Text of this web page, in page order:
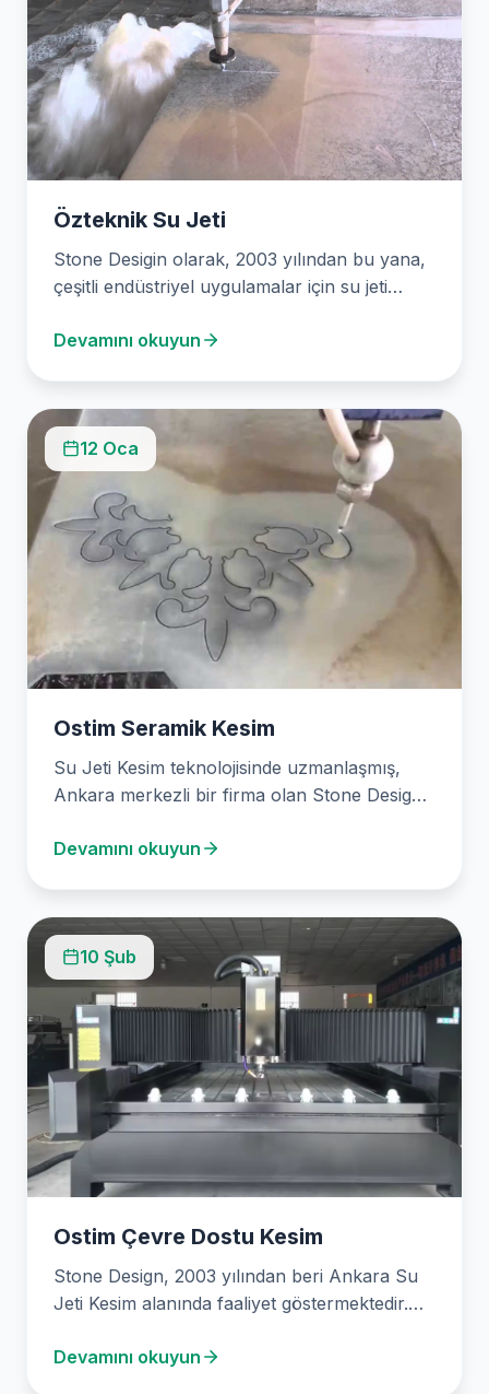
Özteknik Su Jeti
Stone Desigin olarak, 2003 yılından bu yana,
çeşitli endüstriyel uygulamalar için su jeti
Devamını okuyun
12 Oca
Ostim Seramik Kesim
Su Jeti Kesim teknolojisinde uzmanlaşmış,
Ankara merkezli bir firma olan Stone Design,
Devamını okuyun
10 Şub
Ostim Çevre Dostu Kesim
Stone Design, 2003 yılından beri Ankara Su
Jeti Kesim alanında faaliyet göstermektedir.
Devamını okuyun